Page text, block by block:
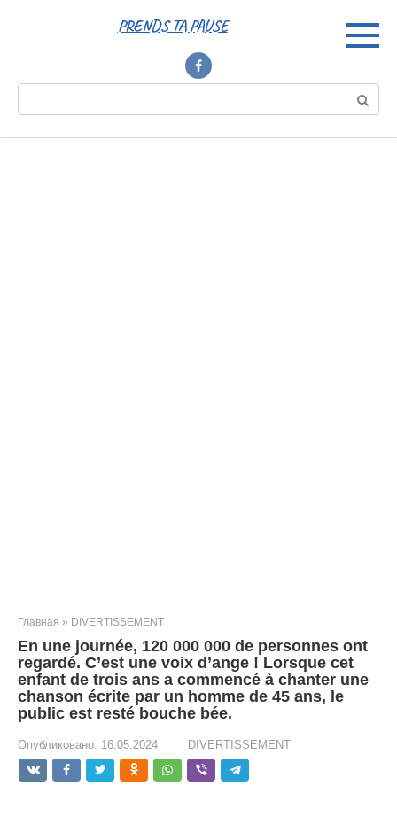
PRENDS TA PAUSE
Главная » DIVERTISSEMENT
En une journée, 120 000 000 de personnes ont
regardé. C’est une voix d’ange ! Lorsque cet
enfant de trois ans a commencé à chanter une
chanson écrite par un homme de 45 ans, le
public est resté bouche bée.
Опубликовано: 16.05.2024 DIVERTISSEMENT